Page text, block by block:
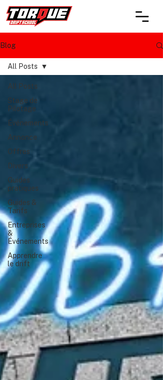
Blog
All Posts
Stage de
Pilotage
Événements
Annonce
Offres
Divers
Guides
pratiques
Guides &
Tarifs
Entreprises
&
Événements
Apprendre
le drift
All Posts